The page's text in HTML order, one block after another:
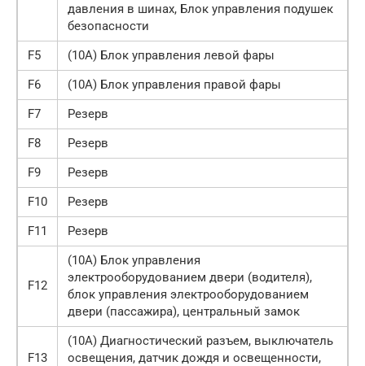
давления в шинах, Блок управления подушек
безопасности
F5
(10А) Блок управления левой фары
F6
(10А) Блок управления правой фары
F7
Резерв
F8
Резерв
F9
Резерв
F10
Резерв
F11
Резерв
F12
(10А) Блок управления
электрооборудованием двери (водителя),
блок управления электрооборудованием
двери (пассажира), центральный замок
F13
(10А) Диагностический разъем, выключатель
освещения, датчик дождя и освещенности,